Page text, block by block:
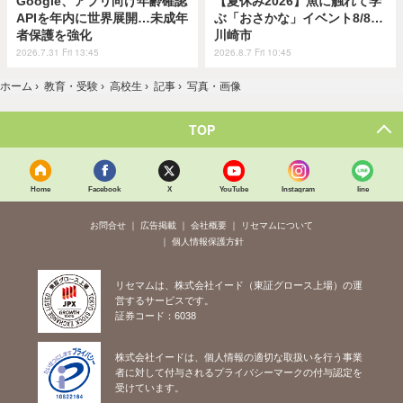
APIを年内に世界展開…未成年
者保護を強化
2026.7.31 Fri 13:45
ぶ「おさかな」イベント8/8…
川崎市
2026.8.7 Fri 10:45
ホーム › 教育・受験 › 高校生 › 記事 › 写真・画像
TOP
Home Facebook X YouTube Instagram line
お問合せ 広告掲載 会社概要
リセマムについて
個人情報保護方針
リセマムは、株式会社イード（東証グロース上場）の運
営するサービスです。
証券コード：6038
株式会社イードは、個人情報の適切な取扱いを行う事業
者に対して付与されるプライバシーマークの付与認定を
受けています。